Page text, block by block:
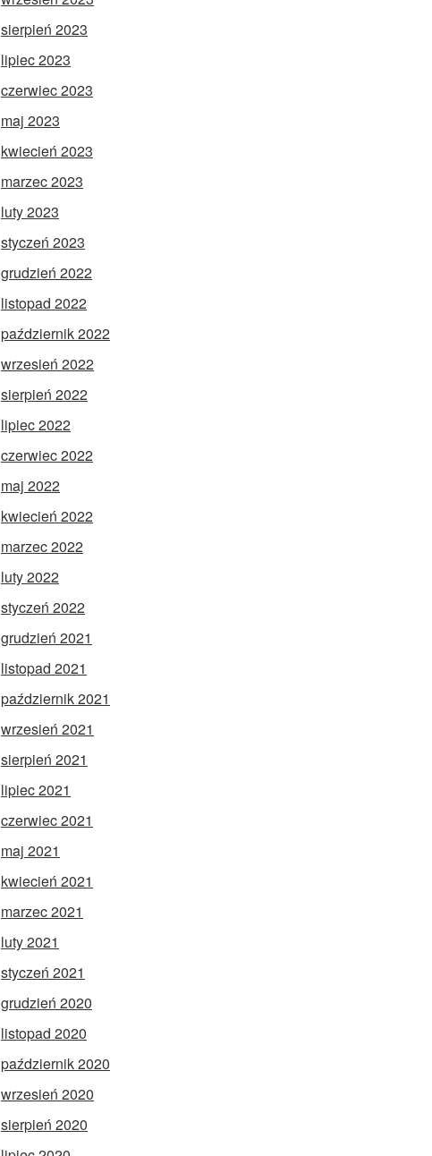
sierpień 2023
lipiec 2023
czerwiec 2023
maj 2023
kwiecień 2023
marzec 2023
luty 2023
styczeń 2023
grudzień 2022
listopad 2022
październik 2022
wrzesień 2022
sierpień 2022
lipiec 2022
czerwiec 2022
maj 2022
kwiecień 2022
marzec 2022
luty 2022
styczeń 2022
grudzień 2021
listopad 2021
październik 2021
wrzesień 2021
sierpień 2021
lipiec 2021
czerwiec 2021
maj 2021
kwiecień 2021
marzec 2021
luty 2021
styczeń 2021
grudzień 2020
listopad 2020
październik 2020
wrzesień 2020
sierpień 2020